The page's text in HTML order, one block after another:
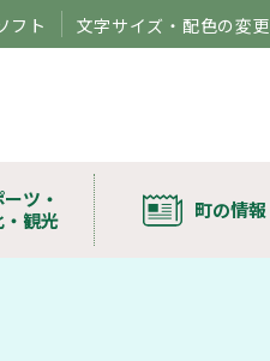
フト 文字サイズ・配色の変更
ツ・
・観光
町の情報